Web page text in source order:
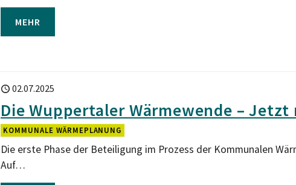
MEHR
02.07.2025
Die Wuppertaler Wärmewende –
KOMMUNALE WÄRMEPLANUNG
Die erste Phase der Beteiligung im Prozess der Kommunalen
Auf…